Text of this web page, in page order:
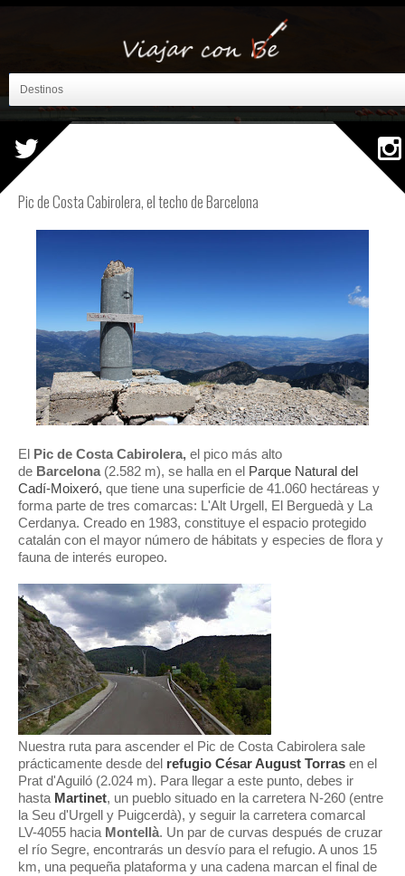
Destinos
Pic de Costa Cabirolera, el techo de Barcelona
El Pic de Costa Cabirolera, el pico más alto
de Barcelona (2.582 m), se halla en el Parque Natural del
Cadí-Moixeró, que tiene una superficie de 41.060 hectáreas y
forma parte de tres comarcas: L'Alt Urgell, El Berguedà y La
Cerdanya. Creado en 1983, constituye el espacio protegido
catalán con el mayor número de hábitats y especies de flora y
fauna de interés europeo.
Nuestra ruta para ascender el Pic de Costa Cabirolera sale
prácticamente desde del refugio César August Torras en el
Prat d'Aguiló (2.024 m). Para llegar a este punto, debes ir
hasta Martinet, un pueblo situado en la carretera N-260 (entre
la Seu d'Urgell y Puigcerdà), y seguir la carretera comarcal
LV-4055 hacia Montellà. Un par de curvas después de cruzar
el río Segre, encontrarás un desvío para el refugio. A unos 15
km, una pequeña plataforma y una cadena marcan el final de